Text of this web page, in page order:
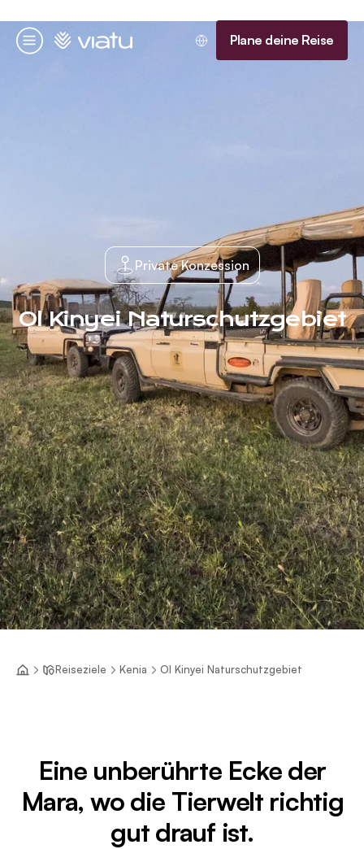
Menü
Startseite Plane deine Reise
Private Konzession
Ol Kinyei Naturschutzgebiet
Reiseziele Kenia Ol Kinyei Naturschutzgebiet
Eine unberührte Ecke der
Mara, wo die Tierwelt richtig
gut drauf ist.